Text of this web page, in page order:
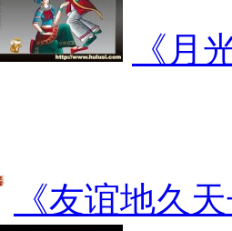
《月
《友谊地久